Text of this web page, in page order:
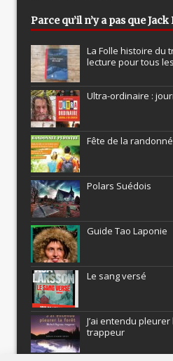
Parce qu’il n’y a pas que
La Folle histoire du
lecture pour tous
Ultra-ordinaire :
Fête de la
Polars Suédois
Guide Tao Laponie
Le sang versé
J’ai entendu
trappeur